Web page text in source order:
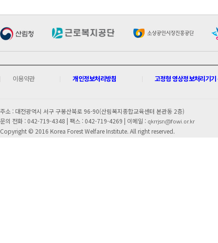
이용약관 개인정보처리방침 고정형 영상정보처리기기
주소 : 대전광역시 서구 구봉산북로 96-90(산림복지종합교육센터 본관동 2층)
문의 전화 : 042-719-4348 | 팩스 : 042-719-4269 | 이메일 : qkrrjsn@fowi.or.kr
Copyright © 2016 Korea Forest Welfare Institute. All right reserved.